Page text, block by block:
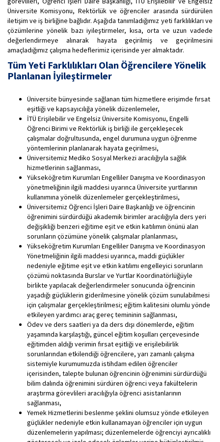
Üniversite Komisyonu, Rektörlük ve öğrenciler arasında sürdürülen
iletişim ve iş birliğine bağlıdır. Aşağıda tanımladığımız yeti farklılıkları ve
çözümlerine yönelik bazı iyileştirmeler, kısa, orta ve uzun vadede
değerlendirmeye alınarak hayata geçirilmiş ve geçirilmesini
amaçladığımız çalışma hedeflerimiz içerisinde yer almaktadır.
Tüm Yeti Farklılıkları Olan Öğrencilere Yönelik
Planlanan İyileştirmeler
Üniversite bünyesinde sağlanan tüm hizmetlere erişimde fırsat
eşitliği ve kapsayıcılığa yönelik düzenlemeler,
İTÜ Erişilebilir ve Engelsiz Üniversite Komisyonu, Engelli
Öğrenci Birimi ve Rektörlük iş birliği ile gerçekleşecek
çalışmalar doğrultusunda, engel durumuna uygun öğrenme
yöntemlerinin planlanarak hayata geçirilmesi,
Üniversitemiz Mediko Sosyal Merkezi aracılığıyla sağlık
hizmetlerinin sağlanması,
Yükseköğretim Kurumları Engelliler Danışma ve Koordinasyon
yönetmeliğinin ilgili maddesi uyarınca Üniversite yurtlarının
kullanımına yönelik düzenlemeler gerçekleştirilmesi,
Üniversitemiz Öğrenci İşleri Daire Başkanlığı ve öğrencinin
öğrenimini sürdürdüğü akademik birimler aracılığıyla ders yeri
değişikliği benzeri eğitime eşit ve etkin katılımın önünü alan
sorunların çözümüne yönelik çalışmalar planlanması,
Yükseköğretim Kurumları Engelliler Danışma ve Koordinasyon
Yönetmeliğinin ilgili maddesi uyarınca, maddi güçlükler
nedeniyle eğitime eşit ve etkin katılımı engelleyici sorunların
çözümü noktasında Burslar ve Yurtlar Koordinatörlüğüyle
birlikte yapılacak değerlendirmeler sonucunda öğrencinin
yaşadığı güçlüklerin giderilmesine yönelik çözüm sunulabilmesi
için çalışmalar gerçekleştirilmesi; eğitim kalitesini olumlu yönde
etkileyen yardımcı araç gereç temininin sağlanması,
Ödev ve ders saatleri ya da ders dışı dönemlerde, eğitim
yaşamında karşılaştığı, güncel eğitim koşulları çerçevesinde
eğitimden aldığı verimin fırsat eşitliği ve erişilebilirlik
sorunlarından etkilendiği öğrencilere, yarı zamanlı çalışma
sistemiyle kurumumuzda istihdam edilen öğrenciler
içerisinden, talepte bulunan öğrencinin öğrenimini sürdürdüğü
bilim dalında öğrenimini sürdüren öğrenci veya fakültelerin
araştırma görevlileri aracılığıyla öğrenci asistanlarının
sağlanması,
Yemek Hizmetlerini beslenme şeklini olumsuz yönde etkileyen
güçlükler nedeniyle etkin kullanamayan öğrenciler için uygun
düzenlemelerin yapılması; düzenlemelerde öğrenciyi ayrıcalıklı